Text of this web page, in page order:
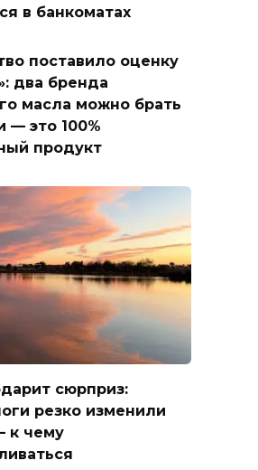
в банкоматах
поставило оценку
два бренда
масла можно брать
— это 100%
продукт
сюрприз:
резко изменили
к чему